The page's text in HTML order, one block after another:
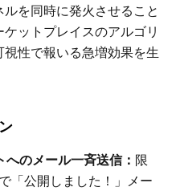
を同時に発火させること
ットプレイスのアルゴリ
性で報いる急増効果を生
のメール一斉送信： 限
「公開しました！」メー